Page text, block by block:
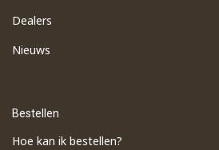
Dealers
Nieuws
Bestellen
Hoe kan ik bestellen?